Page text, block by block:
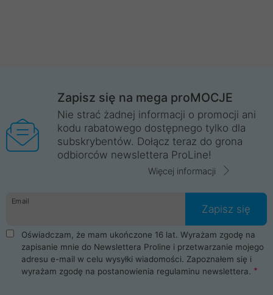
Zapisz się na mega proMOCJE
Nie strać żadnej informacji o promocji ani
kodu rabatowego dostępnego tylko dla
subskrybentów. Dołącz teraz do grona
odbiorców newslettera ProLine!
Więcej informacji
Email
Zapisz się
Oświadczam, że mam ukończone 16 lat. Wyrażam zgodę na
zapisanie mnie do Newslettera Proline i przetwarzanie mojego
adresu e-mail w celu wysyłki wiadomości. Zapoznałem się i
wyrażam zgodę na postanowienia regulaminu newslettera.